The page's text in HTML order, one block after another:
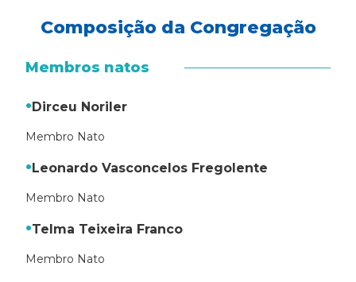
Composição da Congregação
Membros natos
Dirceu Noriler
Membro Nato
Leonardo Vasconcelos Fregolente
Membro Nato
Telma Teixeira Franco
Membro Nato